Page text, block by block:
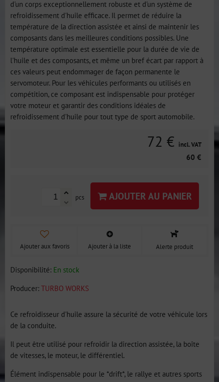
d'un corps exceptionnellement robuste et d'un système de
refroidissement d'huile efficace. Il permet de réduire la
température de la direction assistée et ainsi de maintenir les
composants dans les meilleures conditions possibles. Une
température optimale est essentielle pour la durée de vie de
l'huile et des composants, et même un bref écart par rapport à
ces valeurs peut endommager de façon permanente le
servomoteur. Pour les véhicules performants ou utilisés en
compétition, ce composant est indispensable pour protéger
votre moteur et garantir des conditions idéales de
refroidissement d'huile pour tout type de sport automobile.
72 € incl. VAT
60 €
pcs AJOUTER AU PANIER
Ajouter aux favoris Ajouter à la liste Alerte produit
Disponibilité: En stock
Producer: TURBO WORKS
Ce refroidisseur d'huile assure la sécurité de votre véhicule lors
de la conduite.
Il peut être utilisé pour refroidir la direction assistée, la boîte
de vitesses, le moteur, le différentiel.
Élément indispensable pour le *drift*, le rallye et autres sports